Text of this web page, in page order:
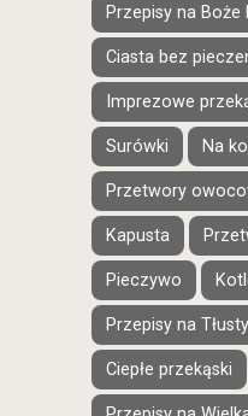
Przepisy na Boże
Ciasta bez
Imprezowe
Surówki Na
Przetwory
Kapusta
Pieczywo
Przepisy na
Ciepłe przekąski